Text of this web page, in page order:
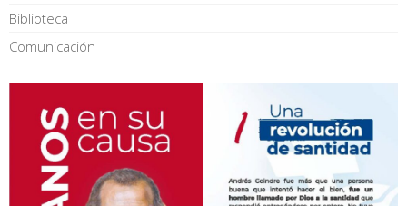
Biblioteca
Comunicación